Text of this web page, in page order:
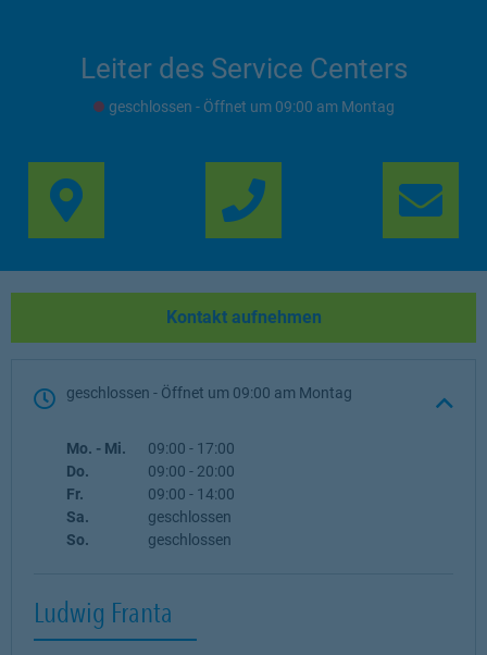
Leiter des Service Centers
geschlossen - Öffnet um 09:00 Montag
Link Opens in New
Kontakt aufnehmen
geschlossen - Öffnet um 09:00 Montag
Wochentag Öffnungszeiten
Mo. - Mi. 09:00 - 17:00
Do.
09:00 - 20:00
Fr.
09:00 - 14:00
Sa.
geschlossen
So.
geschlossen
Ludwig Franta